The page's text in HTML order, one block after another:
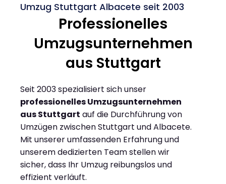
Umzug Stuttgart Albacete seit 2003
Professionelles
Umzugsunternehmen
aus Stuttgart
Seit 2003 spezialisiert sich unser
professionelles Umzugsunternehmen
aus Stuttgart auf die Durchführung von
Umzügen zwischen Stuttgart und Albacete.
Mit unserer umfassenden Erfahrung und
unserem dedizierten Team stellen wir
sicher, dass Ihr Umzug reibungslos und
effizient verläuft.